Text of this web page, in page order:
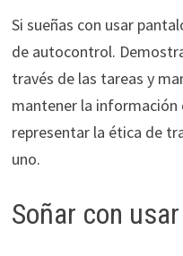
Si sueñas con usar
de autocontrol.
través de las tareas y
mantener la información
representar la ética de
uno.
Soñar con